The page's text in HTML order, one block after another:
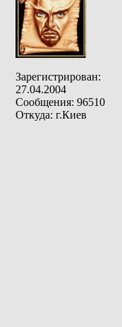
Зарегистрирован:
27.04.2004
Сообщения: 96510
Откуда: г.Киев